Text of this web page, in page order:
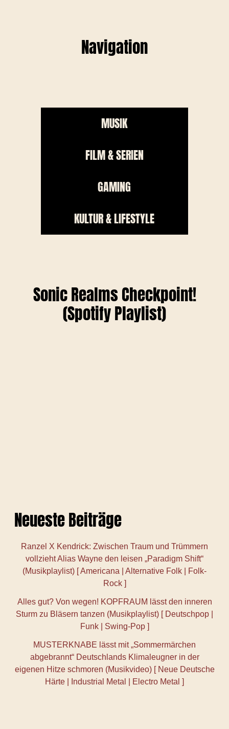
Navigation
MUSIK
FILM & SERIEN
GAMING
KULTUR & LIFESTYLE
Sonic Realms Checkpoint!
(Spotify Playlist)
Neueste Beiträge
Ranzel X Kendrick: Zwischen Traum und Trümmern
vollzieht Alias Wayne den leisen „Paradigm Shift“
(Musikplaylist) [ Americana | Alternative Folk | Folk-
Rock ]
Alles gut? Von wegen! KOPFRAUM lässt den inneren
Sturm zu Bläsern tanzen (Musikplaylist) [ Deutschpop |
Funk | Swing-Pop ]
MUSTERKNABE lässt mit „Sommermärchen
abgebrannt“ Deutschlands Klimaleugner in der
eigenen Hitze schmoren (Musikvideo) [ Neue Deutsche
Härte | Industrial Metal | Electro Metal ]